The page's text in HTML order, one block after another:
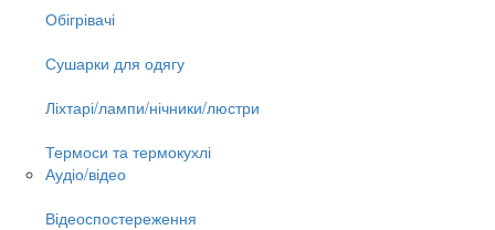
Обігрівачі
Сушарки для одягу
Ліхтарі/лампи/нічники/люстри
Термоси та термокухлі
Аудіо/відео
Відеоспостереження